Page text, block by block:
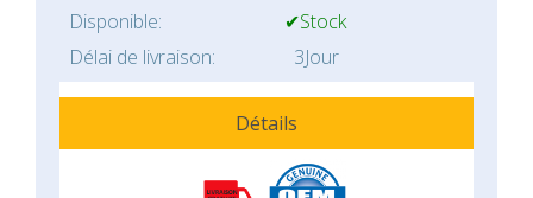
Disponible:
✔Stock
Délai de livraison:
3Jour
Détails